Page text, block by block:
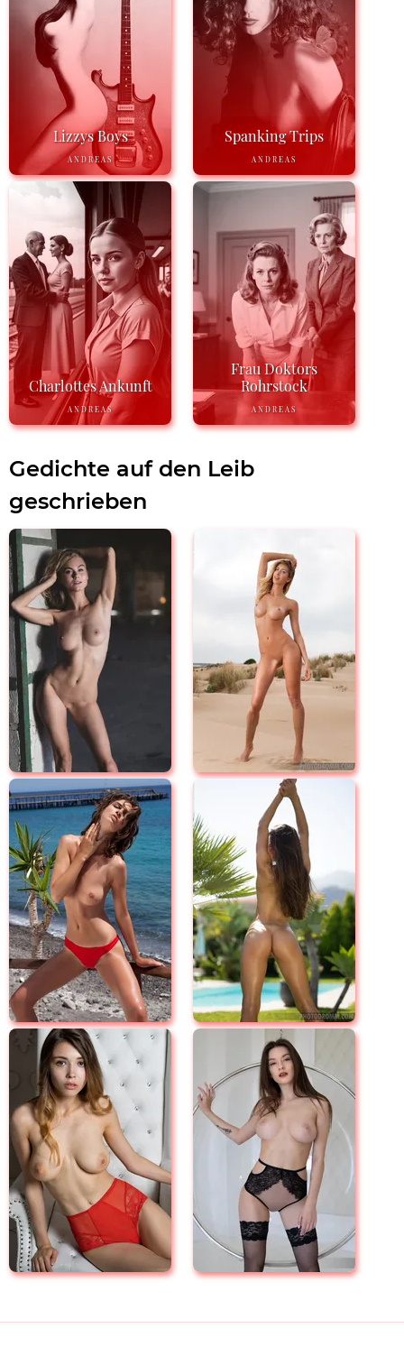
Lizzys Boys
ANDREAS
Spanking Trips
ANDREAS
Charlottes Ankunft
ANDREAS
Frau Doktors
Rohrstock
ANDREAS
Gedichte auf den Leib
geschrieben